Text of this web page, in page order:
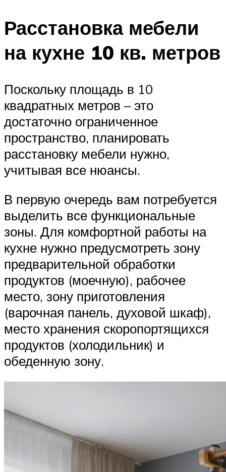
Расстановка мебели
на кухне 10 кв. метров
Поскольку площадь в 10
квадратных метров – это
достаточно ограниченное
пространство, планировать
расстановку мебели нужно,
учитывая все нюансы.
В первую очередь вам потребуется
выделить все функциональные
зоны. Для комфортной работы на
кухне нужно предусмотреть зону
предварительной обработки
продуктов (моечную), рабочее
место, зону приготовления
(варочная панель, духовой шкаф),
место хранения скоропортящихся
продуктов (холодильник) и
обеденную зону.